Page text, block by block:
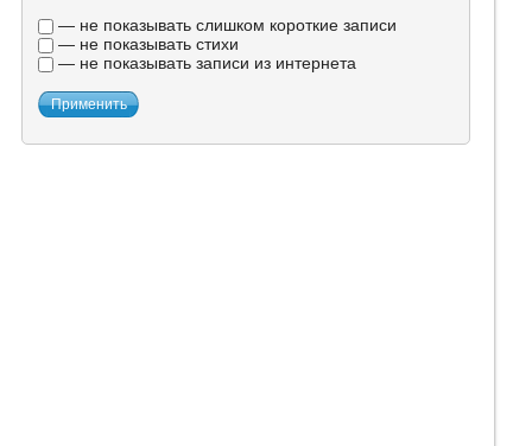
— не показывать слишком короткие записи
— не показывать стихи
— не показывать записи из интернета